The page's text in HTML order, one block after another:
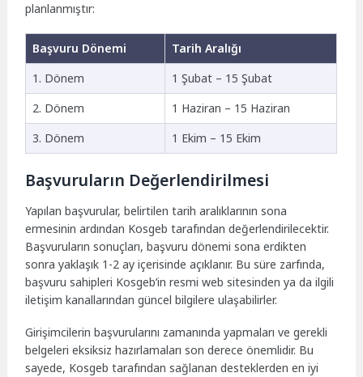
planlanmıştır:
Başvuru Dönemi
Tarih Aralığı
1. Dönem
1 Şubat – 15 Şubat
2. Dönem
1 Haziran – 15 Haziran
3. Dönem
1 Ekim – 15 Ekim
Başvuruların Değerlendirilmesi
Yapılan başvurular, belirtilen tarih aralıklarının sona
ermesinin ardından Kosgeb tarafından değerlendirilecektir.
Başvuruların sonuçları, başvuru dönemi sona erdikten
sonra yaklaşık 1-2 ay içerisinde açıklanır. Bu süre zarfında,
başvuru sahipleri Kosgeb’in resmi web sitesinden ya da ilgili
iletişim kanallarından güncel bilgilere ulaşabilirler.
Girişimcilerin başvurularını zamanında yapmaları ve gerekli
belgeleri eksiksiz hazırlamaları son derece önemlidir. Bu
sayede, Kosgeb tarafından sağlanan desteklerden en iyi